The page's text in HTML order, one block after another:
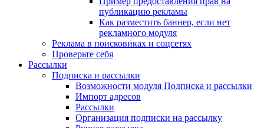
публикацию рекламы
Как разместить баннер, если нет
рекламного модуля
Реклама в поисковиках и соцсетях
Проверьте себя
Рассылки
Подписка и рассылки
Возможности модуля Подписка и рассылки
Импорт адресов
Рассылки
Организация подписки на рассылку